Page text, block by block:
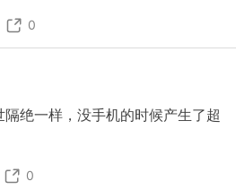
0
绝一样，没手机的时候产生了超
0